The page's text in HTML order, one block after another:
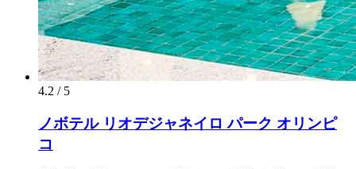
4.2 / 5
ノボテル リオデジャネイロ パーク オリンピ
コ